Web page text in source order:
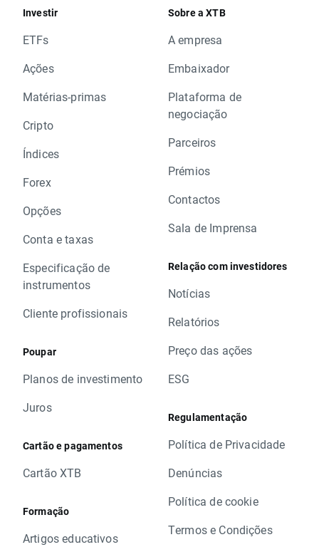
Investir
ETFs
Ações
Matérias-primas
Cripto
Índices
Forex
Opções
Conta e taxas
Especificação de
instrumentos
Cliente profissionais
Poupar
Planos de investimento
Juros
Cartão e pagamentos
Cartão XTB
Formação
Artigos educativos
Sobre a XTB
A empresa
Embaixador
Plataforma de
negociação
Parceiros
Prémios
Contactos
Sala de Imprensa
Relação com investidores
Notícias
Relatórios
Preço das ações
ESG
Regulamentação
Política de Privacidade
Denúncias
Política de cookie
Termos e Condições